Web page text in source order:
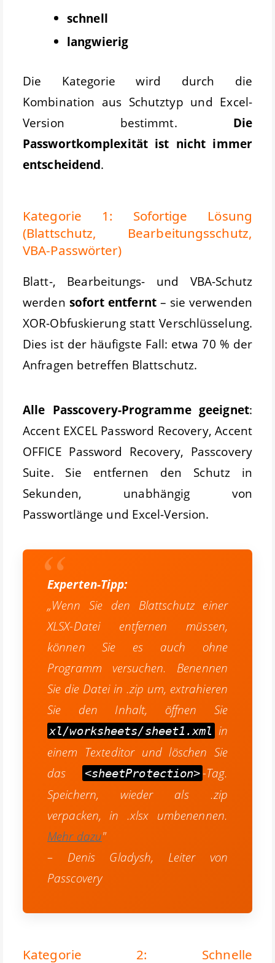
schnell
langwierig
Die Kategorie wird durch die
Kombination aus Schutztyp und Excel-
Version bestimmt. Die
Passwortkomplexität ist nicht immer
entscheidend.
Kategorie 1: Sofortige Lösung
(Blattschutz, Bearbeitungsschutz,
VBA-Passwörter)
Blatt-, Bearbeitungs- und VBA-Schutz
werden sofort entfernt– sie verwenden
XOR-Obfuskierung statt Verschlüsselung.
Dies ist der häufigste Fall: etwa 70 % der
Anfragen betreffen Blattschutz.
Alle Passcovery-Programme geeignet:
Accent EXCEL Password Recovery, Accent
OFFICE Password Recovery, Passcovery
Suite. Sie entfernen den Schutz in
Sekunden, unabhängig von
Passwortlänge und Excel-Version.
Experten-Tipp:
„Wenn Sie den Blattschutz einer
XLSX-Datei entfernen müssen,
können Sie es auch ohne
Programm versuchen. Benennen
Sie die Datei in .zip um, extrahieren
Sie den Inhalt, öffnen Sie
xl/worksheets/sheet1.xml in
einem Texteditor und löschen Sie
das
<sheetProtection>-Tag.
Speichern, wieder als .zip
verpacken, in .xlsx umbenennen.
Mehr dazu"
– Denis Gladysh, Leiter von
Passcovery
Kategorie 2: Schnelle